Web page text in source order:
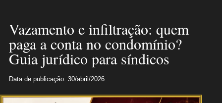
Vazamento e infiltração: quem
paga a conta no condomínio?
Guia jurídico para síndicos
Data de publicação: 30/abril/2026